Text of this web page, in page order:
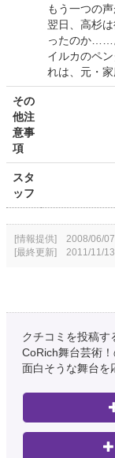
もう一つの
翌日、高杉
ったのか……
イルカのペ
れは、元・
その
他注
意事
項
スタ
ッフ
[情報提供] 2008/06/
[最終更新] 2011/11/
クチコミを投稿す
CoRich舞台芸術！
面白そうな舞台を